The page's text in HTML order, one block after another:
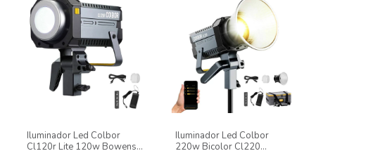
Iluminador Led Colbor
Cl120r Lite 120w Bowens,
Iluminador Led Colbor
220w Bicolor Cl220